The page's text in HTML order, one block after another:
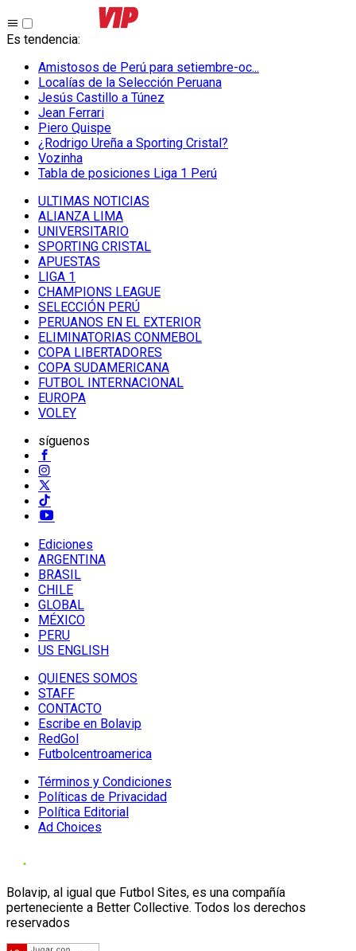
Es tendencia:
Amistosos de Perú para setiembre-oc...
Localías de la Selección Peruana
Jesús Castillo a Túnez
Jean Ferrari
Piero Quispe
¿Rodrigo Ureña a Sporting Cristal?
Vozinha
Tabla de posiciones Liga 1 Perú
ULTIMAS NOTICIAS
ALIANZA LIMA
UNIVERSITARIO
SPORTING CRISTAL
APUESTAS
LIGA 1
CHAMPIONS LEAGUE
SELECCIÓN PERÚ
PERUANOS EN EL EXTERIOR
ELIMINATORIAS CONMEBOL
COPA LIBERTADORES
COPA SUDAMERICANA
FUTBOL INTERNACIONAL
EUROPA
VOLEY
síguenos
Ediciones
ARGENTINA
BRASIL
CHILE
GLOBAL
MÉXICO
PERU
US ENGLISH
QUIENES SOMOS
STAFF
CONTACTO
Escribe en Bolavip
RedGol
Futbolcentroamerica
Términos y Condiciones
Políticas de Privacidad
Política Editorial
Ad Choices
Bolavip, al igual que Futbol Sites, es una compañía
perteneciente a Better Collective. Todos los derechos
reservados